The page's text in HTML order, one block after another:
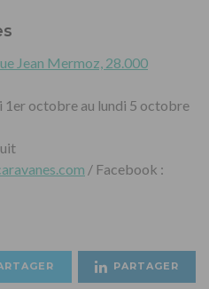
Jean Mermoz, 28.000
1er octobre au lundi 5 octobre
/ Facebook :
PARTAGER